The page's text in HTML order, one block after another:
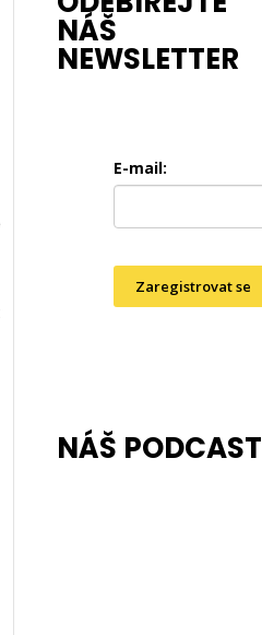
NÁŠ
NEWSLETTER
E-mail:
Zaregistrovat se
NÁŠ PODCAST